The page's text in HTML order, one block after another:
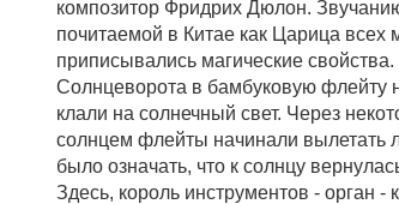
композитор Фридрих Дюлон.
почитаемой в Китае как Царица всех
приписывались магические
Солнцеворота в бамбуковую флейту
клали на солнечный свет. Через
солнцем флейты начинали вылетать
было означать, что к солнцу
Здесь, король инструментов - орган -